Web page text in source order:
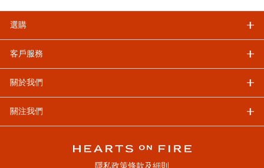
選購
客戶服務
關於我們
關注我們